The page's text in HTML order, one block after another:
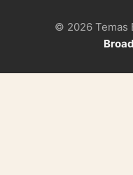
© 2026 Temas